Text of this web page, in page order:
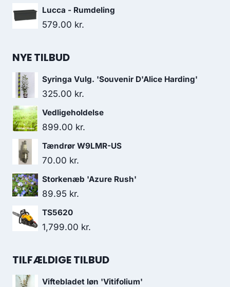
Lucca - Rumdeling
579.00 kr.
NYE TILBUD
Syringa Vulg. 'Souvenir D'Alice Harding'
325.00 kr.
Vedligeholdelse
899.00 kr.
Tændrør W9LMR-US
70.00 kr.
Storkenæb 'Azure Rush'
89.95 kr.
TS5620
1,799.00 kr.
TILFÆLDIGE TILBUD
Viftebladet løn 'Vitifolium'